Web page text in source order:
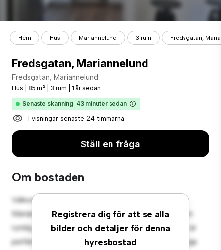
Hem Hus Mariannelund 3 rum Fredsgatan,
Fredsgatan, Mariannelund
Fredsgatan, Mariannelund
Hus 85 m² 3 rum 1 år sedan
Senaste skanning: 43 minuter sedan
1 visningar senaste 24 timmarna
Ställ en fråga
Om bostaden
Registrera dig för att se alla
bilder och detaljer för denna
hyresbostad
Välkommen till din nya förortsoas på Fredsgatan,
Mariannelund! Detta charmiga 3-rumshus erbjuder en
rymlig och välkomnande miljö. Den stora bakgården är
perfekt för utomhussammankomster, och den mysiga